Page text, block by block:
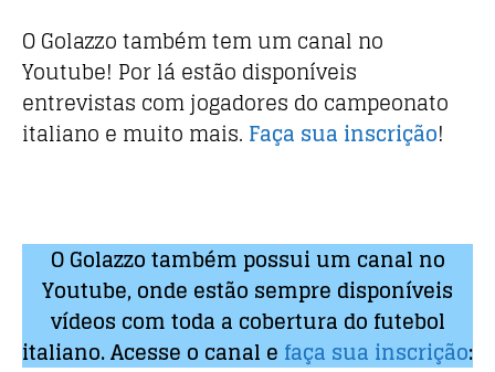
O Golazzo também tem um canal no
Youtube! Por lá estão disponíveis
entrevistas com jogadores do campeonato
italiano e muito mais. Faça sua inscrição!
O Golazzo também possui um canal no
Youtube, onde estão sempre disponíveis
vídeos com toda a cobertura do futebol
italiano. Acesse o canal e faça sua inscrição: